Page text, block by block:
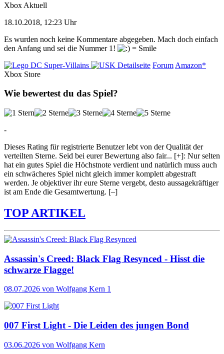
Xbox Aktuell
18.10.2018, 12:23 Uhr
Es wurden noch keine Kommentare abgegeben. Mach doch einfach
den Anfang und sei die Nummer 1!
Detailseite Forum Amazon*
Xbox Store
Wie bewertest du das Spiel?
-
Dieses Rating für registrierte Benutzer lebt von der Qualität der
verteilten Sterne. Seid bei eurer Bewertung also fair... [+]: Nur selten
hat ein gutes Spiel die Höchstnote verdient und natürlich muss auch
ein schwächeres Spiel nicht gleich immer komplett abgestraft
werden. Je objektiver ihr eure Sterne vergebt, desto aussagekräftiger
ist am Ende die Gesamtwertung. [–]
TOP ARTIKEL
Assassin's Creed: Black Flag Resynced - Hisst die
schwarze Flagge!
08.07.2026 von Wolfgang Kern 1
007 First Light - Die Leiden des jungen Bond
03.06.2026 von Wolfgang Kern